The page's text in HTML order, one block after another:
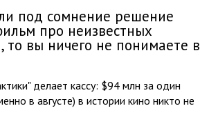
под сомнение решение
про неизвестных
то вы ничего не понимаете в
делает кассу: $94 млн за один
в августе) в истории кино никто не